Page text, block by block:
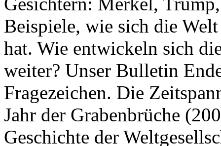
Beispiele, wie sich die
hat. Wie entwickeln sich
weiter? Unser Bulletin
Fragezeichen. Die
Jahr der Grabenbrüche
Geschichte der